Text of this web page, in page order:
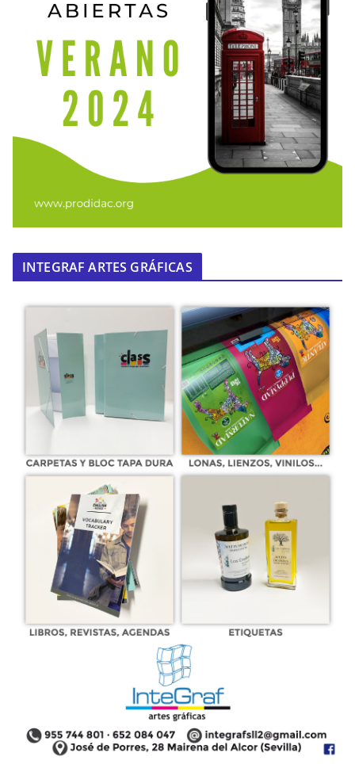
INTEGRAF ARTES GRÁFICAS